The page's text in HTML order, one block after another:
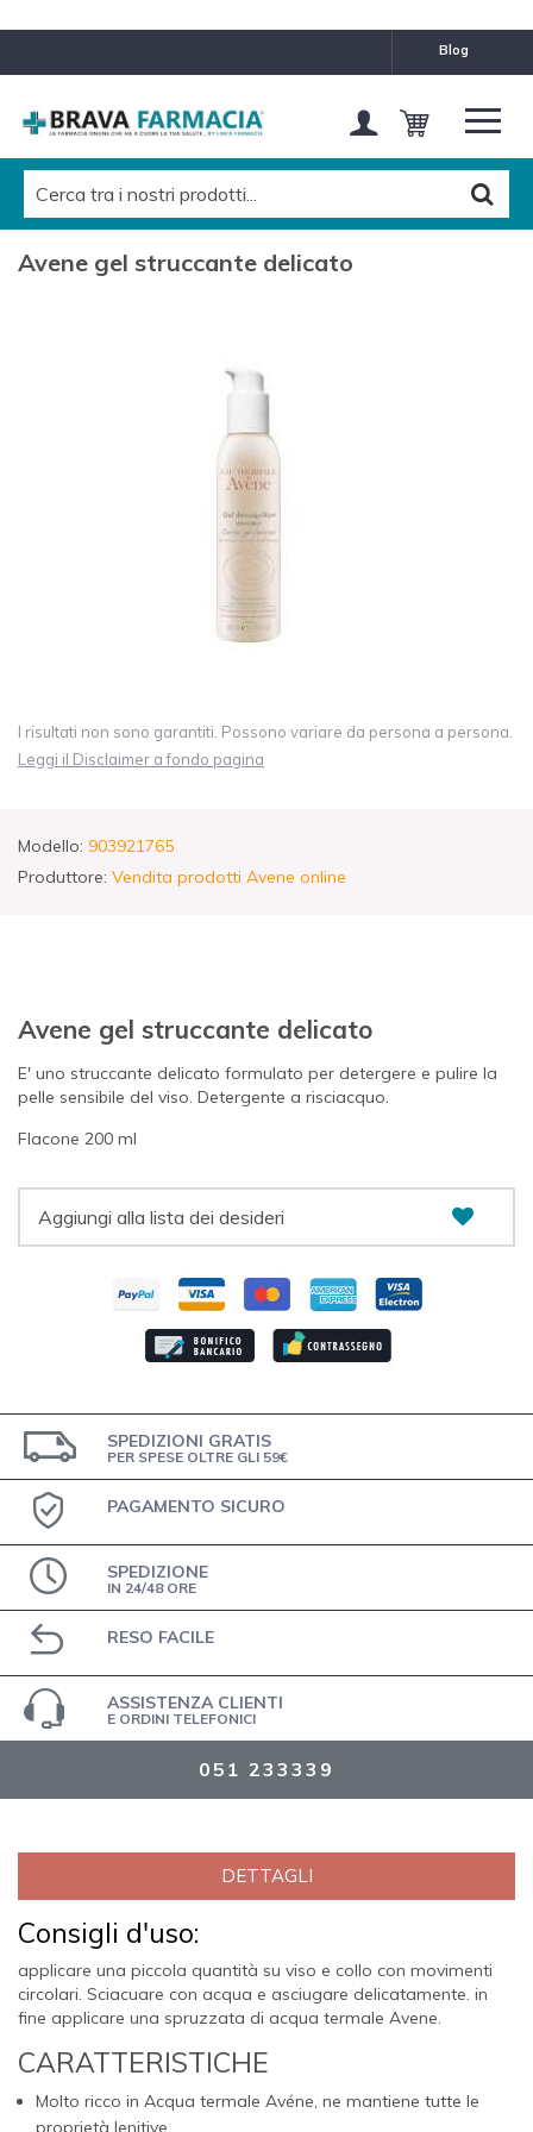
blog
Avene gel struccante delicato
I risultati non sono garantiti. Possono variare da persona a persona.
Leggi il Disclaimer a fondo pagina
Modello: 903921765
Produttore: Vendita prodotti Avene online
Avene gel struccante delicato
E' uno struccante delicato formulato per detergere e pulire la
pelle sensibile del viso. Detergente a risciacquo.
Flacone 200 ml
Aggiungi alla lista dei desideri
SPEDIZIONI GRATIS
PER SPESE OLTRE GLI 59€
PAGAMENTO SICURO
SPEDIZIONE
IN 24/48 ORE
RESO FACILE
ASSISTENZA CLIENTI
E ORDINI TELEFONICI
051 233339
DETTAGLI
Consigli d'uso:
applicare una piccola quantità su viso e collo con movimenti
circolari. Sciacuare con acqua e asciugare delicatamente. in
fine applicare una spruzzata di acqua termale Avene.
CARATTERISTICHE
Molto ricco in Acqua termale Avéne, ne mantiene tutte le
proprietà lenitive.